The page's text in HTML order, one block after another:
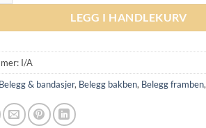
LEGG I HANDLEKURV
I/A
Belegg & bandasjer, Belegg bakben, Belegg framben,